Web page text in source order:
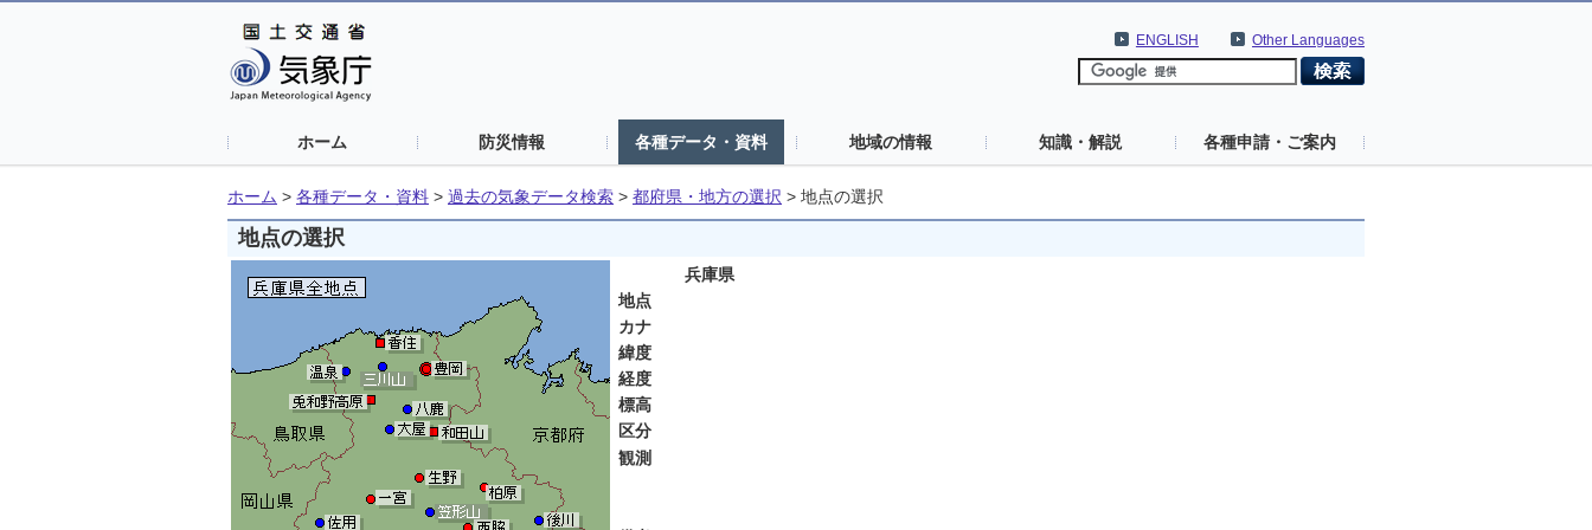
Other Languages
ENGLISH
ホーム 防災情報 各種データ・資料 地域の情報 知識・解説 各種申請・ご案内
ホーム > 各種データ・資料 > 過去の気象データ検索 > 都府県・地方の選択 > 地点の選択
地点の選択
兵庫県
地点
カナ
緯度
経度
標高
区分
観測